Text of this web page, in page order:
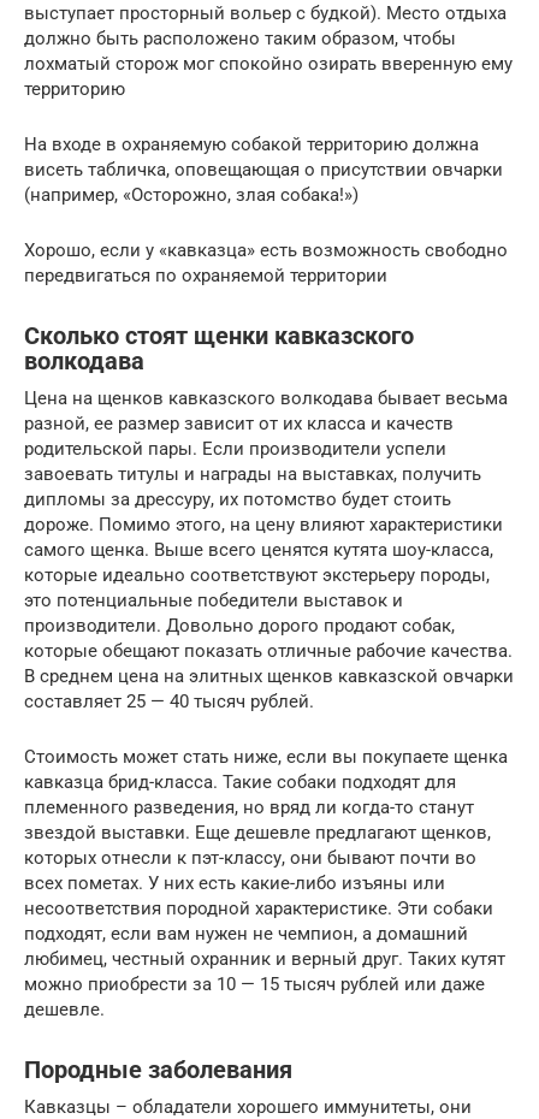
выступает просторный вольер с будкой). Место отдыха
должно быть расположено таким образом, чтобы
лохматый сторож мог спокойно озирать вверенную ему
территорию
На входе в охраняемую собакой территорию должна
висеть табличка, оповещающая о присутствии овчарки
(например, «Осторожно, злая собака!»)
Хорошо, если у «кавказца» есть возможность свободно
передвигаться по охраняемой территории
Сколько стоят щенки кавказского
волкодава
Цена на щенков кавказского волкодава бывает весьма
разной, ее размер зависит от их класса и качеств
родительской пары. Если производители успели
завоевать титулы и награды на выставках, получить
дипломы за дрессуру, их потомство будет стоить
дороже. Помимо этого, на цену влияют характеристики
самого щенка. Выше всего ценятся кутята шоу-класса,
которые идеально соответствуют экстерьеру породы,
это потенциальные победители выставок и
производители. Довольно дорого продают собак,
которые обещают показать отличные рабочие качества.
В среднем цена на элитных щенков кавказской овчарки
составляет 25 — 40 тысяч рублей.
Стоимость может стать ниже, если вы покупаете щенка
кавказца брид-класса. Такие собаки подходят для
племенного разведения, но вряд ли когда-то станут
звездой выставки. Еще дешевле предлагают щенков,
которых отнесли к пэт-классу, они бывают почти во
всех пометах. У них есть какие-либо изъяны или
несоответствия породной характеристике. Эти собаки
подходят, если вам нужен не чемпион, а домашний
любимец, честный охранник и верный друг. Таких кутят
можно приобрести за 10 — 15 тысяч рублей или даже
дешевле.
Породные заболевания
Кавказцы – обладатели хорошего иммунитеты, они